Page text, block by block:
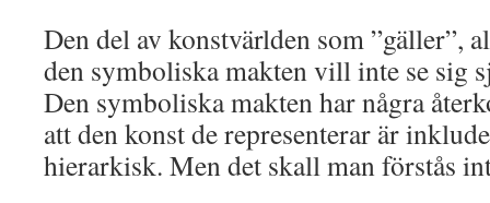
Den del av konstvärlden som ”gäller”,
den symboliska makten vill inte se sig
Den symboliska makten har några
att den konst de representerar är
hierarkisk. Men det skall man förstås